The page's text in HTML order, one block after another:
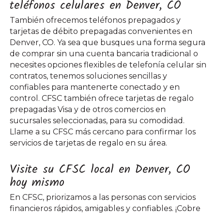
teléfonos celulares en Denver, CO
También ofrecemos teléfonos prepagados y
tarjetas de débito prepagadas convenientes en
Denver, CO. Ya sea que busques una forma segura
de comprar sin una cuenta bancaria tradicional o
necesites opciones flexibles de telefonía celular sin
contratos, tenemos soluciones sencillas y
confiables para mantenerte conectado y en
control. CFSC también ofrece tarjetas de regalo
prepagadas Visa y de otros comercios en
sucursales seleccionadas, para su comodidad.
Llame a su CFSC más cercano para confirmar los
servicios de tarjetas de regalo en su área.
Visite su CFSC local en Denver, CO
hoy mismo
En CFSC, priorizamos a las personas con servicios
financieros rápidos, amigables y confiables. ¡Cobre